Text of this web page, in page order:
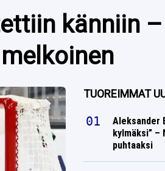
känniin –
TUOREIMMAT
Aleksander
kylmäksi” –
puhtaaksi